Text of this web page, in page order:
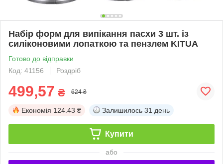
Набір форм для випікання пасхи 3 шт. із
силіконовими лопаткою та пензлем KITUA
Готово до відправки
Код: 41156
Роздріб
499,57 ₴ 624 ₴
Економія 124.43 ₴ Залишилось 31 день
Купити
або